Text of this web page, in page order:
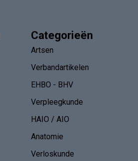
Categorieën
Artsen
Verbandartikelen
EHBO - BHV
Verpleegkunde
HAIO / AIO
Anatomie
Verloskunde